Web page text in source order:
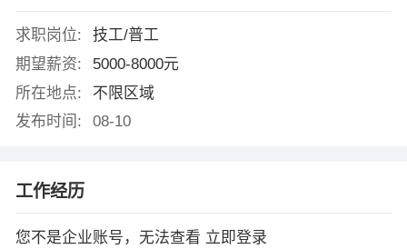
求职岗位:
技工/普工
期望薪资:
5000-8000元
所在地点:
不限区域
发布时间:
08-10
工作经历
您不是企业账号，无法查看 立即登录